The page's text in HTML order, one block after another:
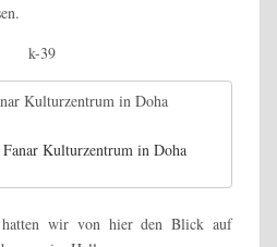
Fanar Kulturzentrum in Doha
wir von hier den Blick auf